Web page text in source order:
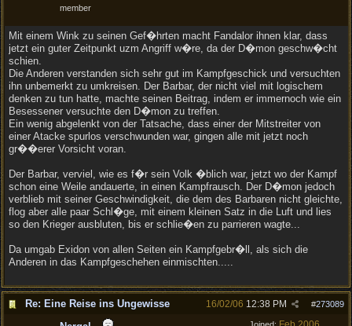
member
Mit einem Wink zu seinen Gef�hrten macht Fandalor ihnen klar, dass
jetzt ein guter Zeitpunkt uzm Angriff w�re, da der D�mon geschw�cht
schien.
Die Anderen verstanden sich sehr gut im Kampfgeschick und versuchten
ihn unbemerkt zu umkreisen. Der Barbar, der nicht viel mit logischem
denken zu tun hatte, machte seinen Beitrag, indem er immernoch wie ein
Besessener versuchte den D�mon zu treffen.
Ein wenig abgelenkt von der Tatsache, dass einer der Mitstreiter von
einer Atacke spurlos verschwunden war, gingen alle mit jetzt noch
gr��erer Vorsicht voran.
Der Barbar, verviel, wie es f�r sein Volk �blich war, jetzt wo der Kampf
schon eine Weile andauerte, in einen Kampfrausch. Der D�mon jedoch
verblieb mit seiner Geschwindigkeit, die dem des Barbaren nicht gleichte,
flog aber alle paar Schl�ge, mit einem kleinen Satz in die Luft und lies
so den Krieger ausbluten, bis er schlie�en zu parrieren wagte...
Da umgab Exidon von allen Seiten ein Kampfgebr�ll, als sich die
Anderen in das Kampfgeschehen einmischten.....
Re: Eine Reise ins Ungewisse #273089
16/02/06 12:38 PM